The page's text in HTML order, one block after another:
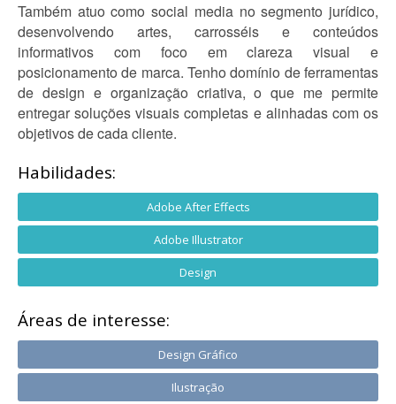
Também atuo como social media no segmento jurídico,
desenvolvendo artes, carrosséis e conteúdos
informativos com foco em clareza visual e
posicionamento de marca. Tenho domínio de ferramentas
de design e organização criativa, o que me permite
entregar soluções visuais completas e alinhadas com os
objetivos de cada cliente.
Habilidades:
Adobe After Effects
Adobe Illustrator
Design
Áreas de interesse:
Design Gráfico
Ilustração